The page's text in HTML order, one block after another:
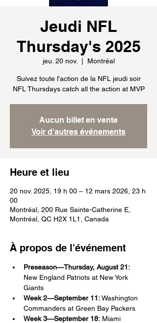
Jeudi NFL
Thursday's 2025
jeu. 20 nov. Montréal
Suivez toute l'action de la NFL jeudi soir
NFL Thursdays catch all the action at MVP
Aucun billet en vente
Voir d'autres événements
Heure et lieu
20 nov. 2025, 19 h 00 – 12 mars 2026, 23 h
00
Montréal, 200 Rue Sainte-Catherine E,
Montréal, QC H2X 1L1, Canada
À propos de l'événement
Preseason—Thursday, August 21:
New England Patriots at New York
Giants
Week 2—September 11: Washington
Commanders at Green Bay Packers
Week 3—September 18: Miami